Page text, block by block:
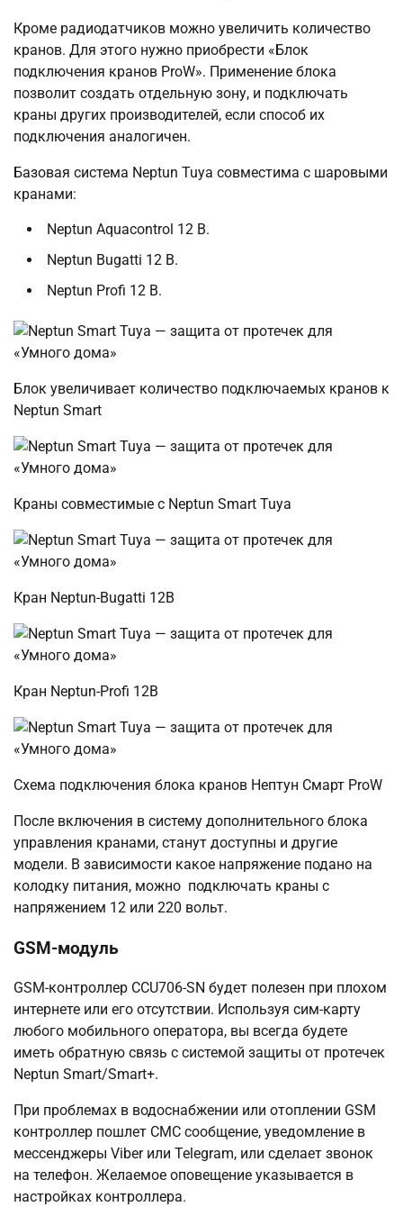
Кроме радиодатчиков можно увеличить количество
кранов. Для этого нужно приобрести «Блок
подключения кранов ProW». Применение блока
позволит создать отдельную зону, и подключать
краны других производителей, если способ их
подключения аналогичен.
Базовая система Neptun Tuya совместима с шаровыми
кранами:
Neptun Aquacontrol 12 В.
Neptun Bugatti 12 В.
Neptun Profi 12 В.
Блок увеличивает количество подключаемых кранов к
Neptun Smart
Краны совместимые с Neptun Smart Tuya
Кран Neptun-Bugatti 12В
Кран Neptun-Profi 12В
Схема подключения блока кранов Нептун Смарт ProW
После включения в систему дополнительного блока
управления кранами, станут доступны и другие
модели. В зависимости какое напряжение подано на
колодку питания, можно подключать краны с
напряжением 12 или 220 вольт.
GSM-модуль
GSM-контроллер CCU706-SN будет полезен при плохом
интернете или его отсутствии. Используя сим-карту
любого мобильного оператора, вы всегда будете
иметь обратную связь с системой защиты от протечек
Neptun Smart/Smart+.
При проблемах в водоснабжении или отоплении GSM
контроллер пошлет СМС сообщение, уведомление в
мессенджеры Viber или Telegram, или сделает звонок
на телефон. Желаемое оповещение указывается в
настройках контроллера.